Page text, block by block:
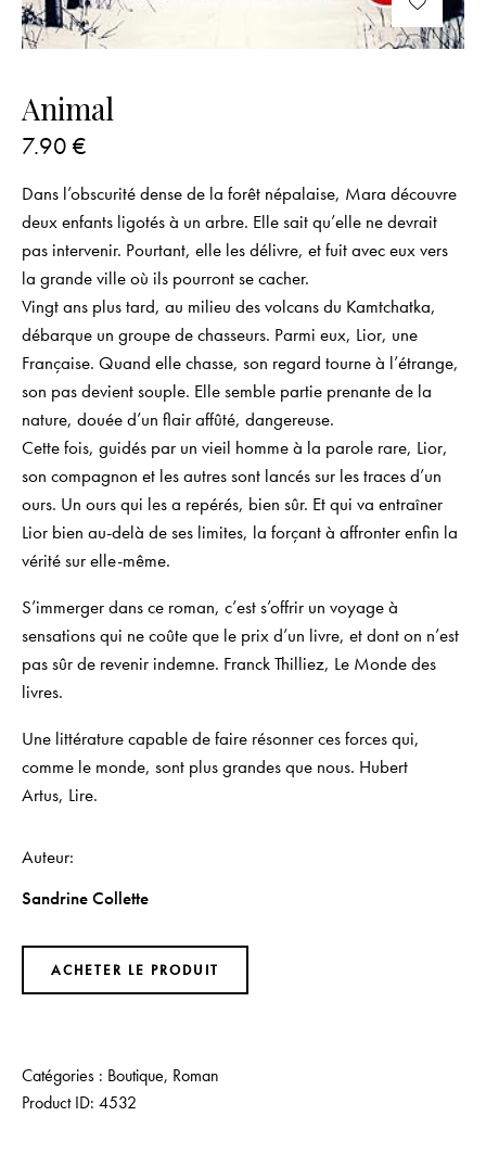
Animal
7.90 €
Dans l’obscurité dense de la forêt népalaise, Mara découvre
deux enfants ligotés à un arbre. Elle sait qu’elle ne devrait
pas intervenir. Pourtant, elle les délivre, et fuit avec eux vers
la grande ville où ils pourront se cacher.
Vingt ans plus tard, au milieu des volcans du Kamtchatka,
débarque un groupe de chasseurs. Parmi eux, Lior, une
Française. Quand elle chasse, son regard tourne à l’étrange,
son pas devient souple. Elle semble partie prenante de la
nature, douée d’un flair affûté, dangereuse.
Cette fois, guidés par un vieil homme à la parole rare, Lior,
son compagnon et les autres sont lancés sur les traces d’un
ours. Un ours qui les a repérés, bien sûr. Et qui va entraîner
Lior bien au-delà de ses limites, la forçant à affronter enfin la
vérité sur elle-même.
S’immerger dans ce roman, c’est s’offrir un voyage à
sensations qui ne coûte que le prix d’un livre, et dont on n’est
pas sûr de revenir indemne. Franck Thilliez, Le Monde des
livres.
Une littérature capable de faire résonner ces forces qui,
comme le monde, sont plus grandes que nous. Hubert
Artus, Lire.
Auteur
Sandrine Collette
ACHETER LE PRODUIT
Catégories : Boutique, Roman
Product ID: 4532